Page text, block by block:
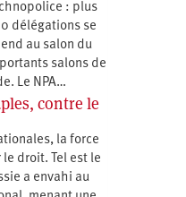
: plus
délégations se
au salon du
salons de
Le NPA…
contre le
la force
droit. Tel est le
a envahi au